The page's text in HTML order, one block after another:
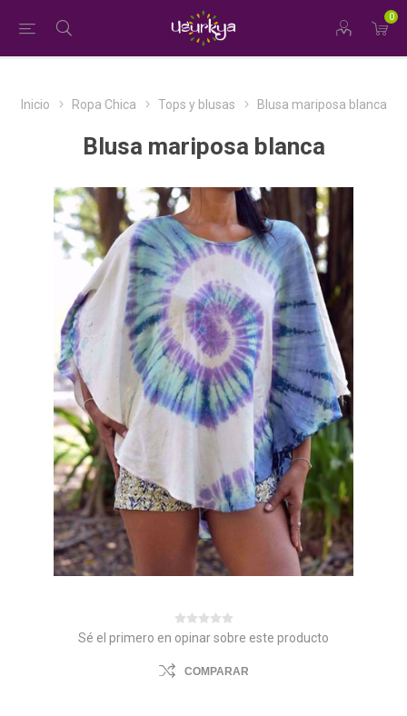
0
Inicio Ropa Chica Tops y blusas Blusa mariposa blanca
Blusa mariposa blanca
Sé el primero en opinar sobre este producto
COMPARAR